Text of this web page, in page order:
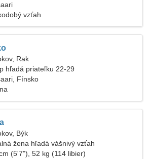
vzťah
Rak
hľadá priateľku 22-29
Fínsko
Býk
žena hľadá vášnivý vzťah
(5'7"), 52 kg (114 libier)